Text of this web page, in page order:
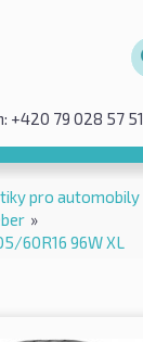
+420 79 028 57 51
pro automobily
»
60R16 96W XL